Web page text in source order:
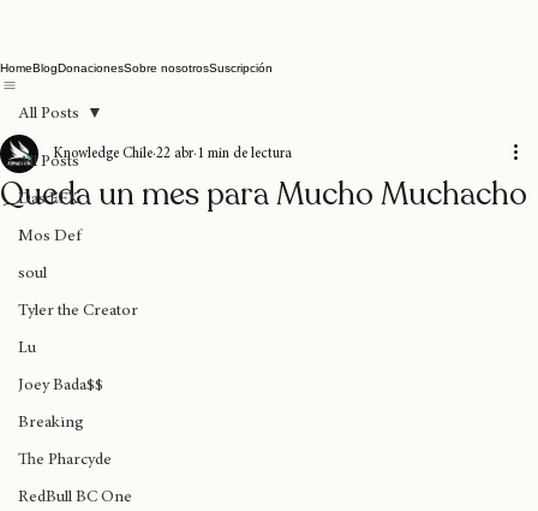
All Posts
Das EFX
Mos Def
soul
Tyler the Creator
Lu
Joey Bada$$
Breaking
The Pharcyde
All Posts
Queda un mes para Mucho Muchacho
Knowledge Chile 1 min de lectura